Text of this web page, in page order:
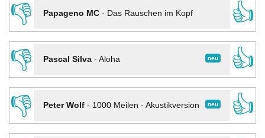
👎
Papageno MC- Das Rauschen im Kopf
👍
👎
neu
Pascal Silva- Aloha
👍
👎
neu
Peter Wolf- 1000 Meilen - Akustikversion
👍